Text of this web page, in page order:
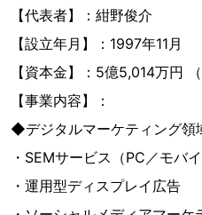
【代表者】：紺野俊介
【設立年月】：1997年11月
【資本金】：5億5,014万円
【事業内容】：
◆デジタルマーケティング領
・SEMサービス（PC／モバ
・運用型ディスプレイ広告